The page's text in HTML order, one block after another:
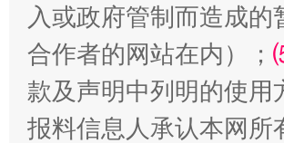
受贿1.44亿！段成刚被判无期
入或政府管制而造成
合作者的网站在内）；
款及声明中列明的使用
报料信息人承认本网所